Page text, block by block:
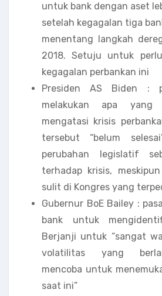
untuk bank dengan aset
setelah kegagalan tiga
menentang langkah
2018. Setuju untuk
kegagalan perbankan ini
Presiden AS Biden :
melakukan apa yang
mengatasi krisis
tersebut “belum
perubahan legislatif
terhadap krisis,
sulit di Kongres yang
Gubernur BoE Bailey :
bank untuk
Berjanji untuk “sangat
volatilitas yang
mencoba untuk
saat ini”